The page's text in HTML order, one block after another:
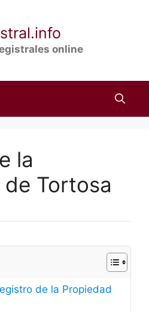
online
la
Tortosa
de la Propiedad